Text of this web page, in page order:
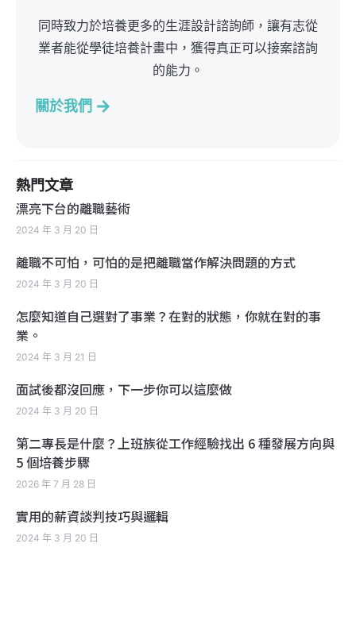
同時致力於培養更多的生涯設計諮詢師，讓有志從
業者能從學徒培養計畫中，獲得真正可以接案諮詢
的能力。
關於我們
熱門文章
漂亮下台的離職藝術
2024 年 3 月 20 日
離職不可怕，可怕的是把離職當作解決問題的方式
2024 年 3 月 20 日
怎麼知道自己選對了事業？在對的狀態，你就在對的事
業。
2024 年 3 月 21 日
面試後都沒回應，下一步你可以這麼做
2024 年 3 月 20 日
第二專長是什麼？上班族從工作經驗找出 6 種發展方向與
5 個培養步驟
2026 年 7 月 28 日
實用的薪資談判技巧與邏輯
2024 年 3 月 20 日